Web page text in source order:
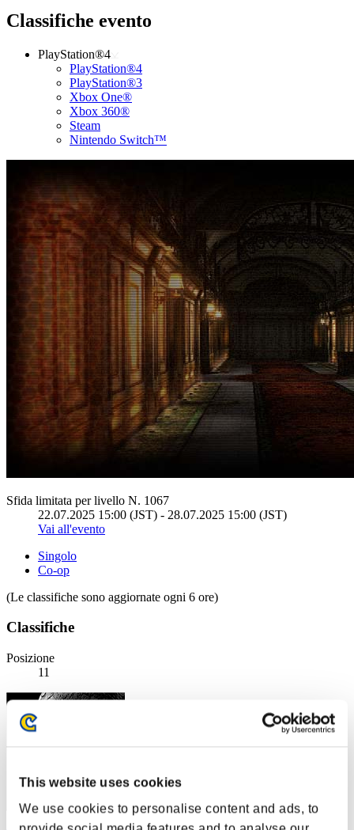
This website uses cookies
We use cookies to personalise content and ads, to
Classifiche evento
PlayStation®4
PlayStation®4
PlayStation®3
Xbox One®
Xbox 360®
Steam
Nintendo Switch™
Sfida limitata per livello N. 1067
22.07.2025 15:00 (JST) - 28.07.2025 15:00 (JST)
Vai all'evento
Singolo
Co-op
(Le classifiche sono aggiornate ogni 6 ore)
Classifiche
Posizione
11